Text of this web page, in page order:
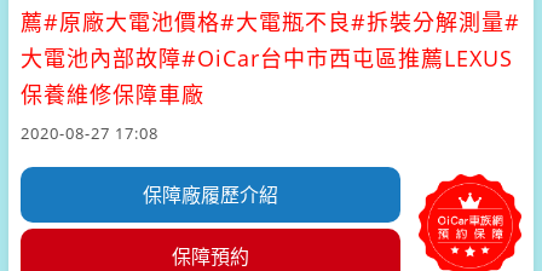
薦#原廠大電池價格#大電瓶不良#拆裝分解測量#
大電池內部故障#OiCar台中市西屯區推薦LEXUS
保養維修保障車廠
2020-08-27 17:08
保障廠履歷介紹
保障預約